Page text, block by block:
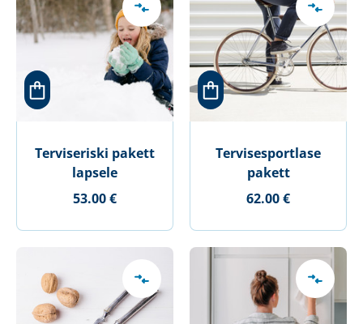
Terviseriski pakett
lapsele
53.00 €
Tervisesportlase
pakett
62.00 €